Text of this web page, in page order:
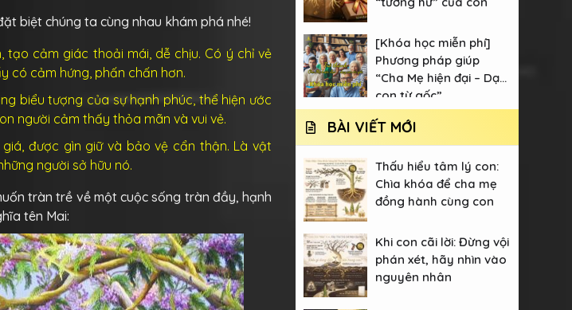
biệt chúng ta cùng nhau khám phá nhé!
tạo cảm giác thoải mái, dễ chịu. Có ý chỉ vẻ
có cảm hứng, phấn chấn hơn.
biểu tượng của sự hạnh phúc, thể hiện ước
người cảm thấy thỏa mãn và vui vẻ.
được gìn giữ và bảo vệ cẩn thận. Là vật
người sở hữu nó.
tràn trề về một cuộc sống tràn đầy, hạnh
tên Mai:
[Khóa học miễn phí]
Phương pháp giúp
“Cha Mẹ hiện đại – Dạy
con từ gốc”
BÀI VIẾT MỚI
Thấu hiểu tâm lý con:
Chìa khóa để cha mẹ
đồng hành cùng con
Khi con cãi lời: Đừng vội
phán xét, hãy nhìn vào
nguyên nhân